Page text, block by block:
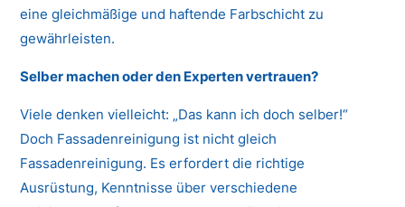
eine gleichmäßige und haftende Farbschicht zu
gewährleisten.
Selber machen oder den Experten vertrauen?
Viele denken vielleicht: „Das kann ich doch selber!“
Doch Fassadenreinigung ist nicht gleich
Fassadenreinigung. Es erfordert die richtige
Ausrüstung, Kenntnisse über verschiedene